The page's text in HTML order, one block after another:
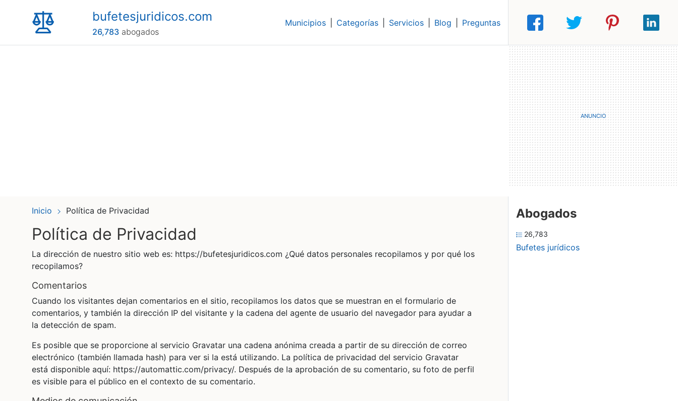
bufetesjuridicos.com
26,783abogados
Municipios Categorías Servicios Blog Preguntas
Inicio Política de Privacidad
Política de Privacidad
La dirección de nuestro sitio web es: https://bufetesjuridicos.com ¿Qué datos personales recopilamos y por qué los
recopilamos?
comentarios
Cuando los visitantes dejan comentarios en el sitio, recopilamos los datos que se muestran en el formulario de
comentarios, y también la dirección IP del visitante y la cadena del agente de usuario del navegador para ayudar a
la detección de spam.
Es posible que se proporcione al servicio Gravatar una cadena anónima creada a partir de su dirección de correo
electrónico (también llamada hash) para ver si la está utilizando. La política de privacidad del servicio Gravatar
está disponible aquí: https://automattic.com/privacy/. Después de la aprobación de su comentario, su foto de perfil
es visible para el público en el contexto de su comentario.
Abogados
26,783
Bufetes jurídicos